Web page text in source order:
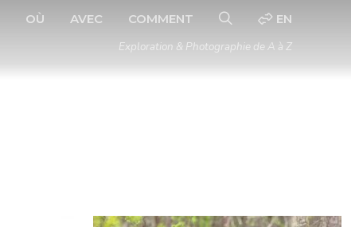
OÙ AVEC COMMENT
EN
Exploration & Photographie de A à Z